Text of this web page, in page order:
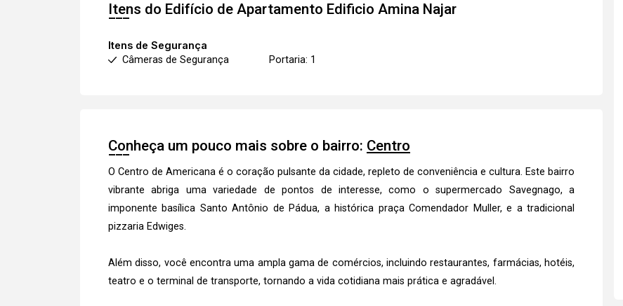
Itens do Edifício de Apartamento Edificio Amina Najar
Itens de Segurança
Câmeras de Segurança
Portaria: 1
Conheça um pouco mais sobre o bairro: Centro
O Centro de Americana é o coração pulsante da cidade, repleto de conveniência e cultura. Este bairro
vibrante abriga uma variedade de pontos de interesse, como o supermercado Savegnago, a
imponente basílica Santo Antônio de Pádua, a histórica praça Comendador Muller, e a tradicional
pizzaria Edwiges.
Além disso, você encontra uma ampla gama de comércios, incluindo restaurantes, farmácias, hotéis,
teatro e o terminal de transporte, tornando a vida cotidiana mais prática e agradável.